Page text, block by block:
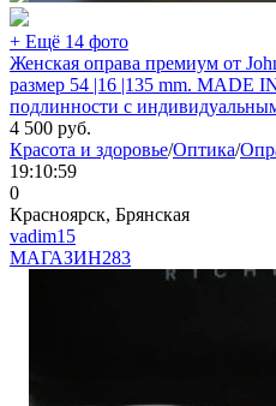
+ Ещё 14 фото
Женская оправа премиум от
размер 54 |16 |135 mm. MADE
подлинности с
4 500 руб.
Красота и здоровье/Оптика/
19:10:59
0
Красноярск, Брянская
vadim15
МАГАЗИН283